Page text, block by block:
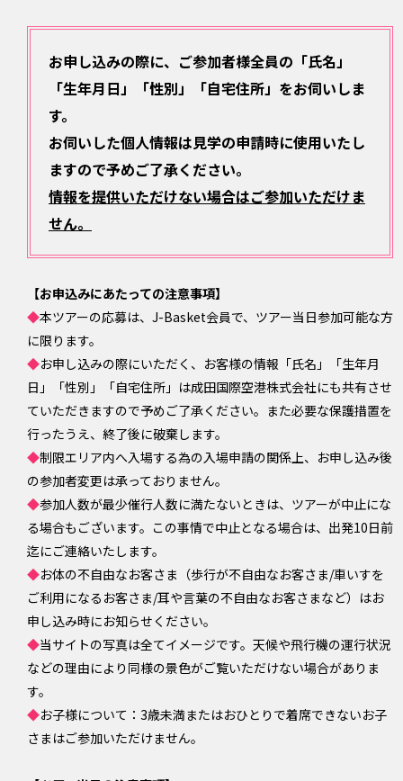
お申し込みの際に、ご参加者様全員の「氏名」
「生年月日」「性別」「自宅住所」をお伺いしま
す。
お伺いした個人情報は見学の申請時に使用いたし
ますので予めご了承ください。
情報を提供いただけない場合はご参加いただけま
せん。
【お申込みにあたっての注意事項】
◆本ツアーの応募は、J-Basket会員で、ツアー当日参加可能な方
に限ります。
◆お申し込みの際にいただく、お客様の情報「氏名」「生年月
日」「性別」「自宅住所」は成田国際空港株式会社にも共有させ
ていただきますので予めご了承ください。また必要な保護措置を
行ったうえ、終了後に破棄します。
◆制限エリア内へ入場する為の入場申請の関係上、お申し込み後
の参加者変更は承っておりません。
◆参加人数が最少催行人数に満たないときは、ツアーが中止にな
る場合もございます。この事情で中止となる場合は、出発10日前
迄にご連絡いたします。
◆お体の不自由なお客さま（歩行が不自由なお客さま/車いすを
ご利用になるお客さま/耳や言葉の不自由なお客さまなど）はお
申し込み時にお知らせください。
◆当サイトの写真は全てイメージです。天候や飛行機の運行状況
などの理由により同様の景色がご覧いただけない場合がありま
す。
◆お子様について：3歳未満またはおひとりで着席できないお子
さまはご参加いただけません。